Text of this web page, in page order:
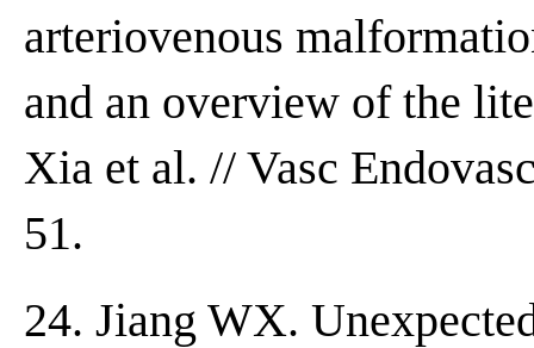
arteriovenous
and an overview of the
Xia et al. // Vasc
51.
24. Jiang WX.